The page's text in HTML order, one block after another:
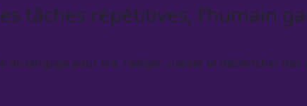
tâches répétitives, l’humain
de langage pour lire, rédiger, classer et déclencher